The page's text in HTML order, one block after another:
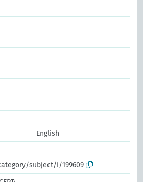
English
subject/i/199609